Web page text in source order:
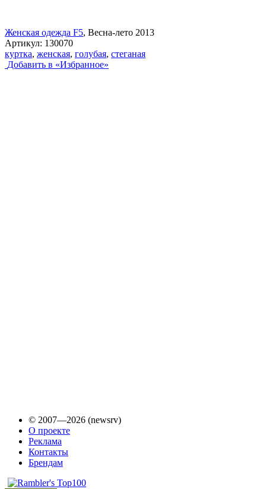
Женская одежда F5, Весна-лето 2013
Артикул: 130070
куртка, женская, голубая, стеганая
Добавить в «Избранное»
© 2007—2026 (newsrv)
О проекте
Реклама
Контакты
Брендам